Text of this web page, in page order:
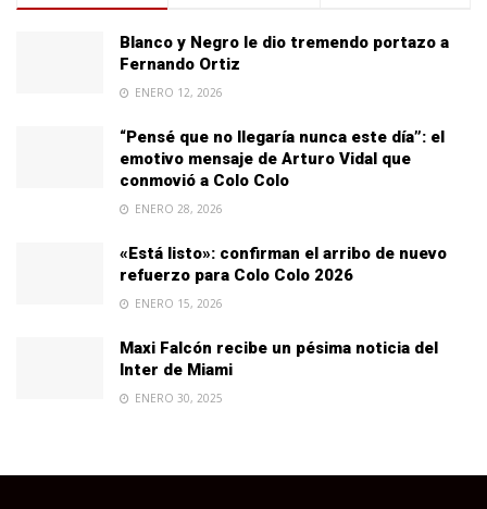
Blanco y Negro le dio tremendo portazo a
Fernando Ortiz
ENERO 12, 2026
“Pensé que no llegaría nunca este día”: el
emotivo mensaje de Arturo Vidal que
conmovió a Colo Colo
ENERO 28, 2026
«Está listo»: confirman el arribo de nuevo
refuerzo para Colo Colo 2026
ENERO 15, 2026
Maxi Falcón recibe un pésima noticia del
Inter de Miami
ENERO 30, 2025